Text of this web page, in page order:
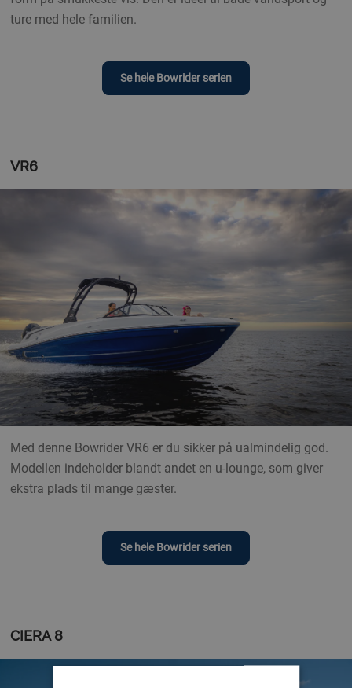
ture med hele familien.
Se hele Bowrider serien
VR6
Med denne Bowrider VR6 er du sikker på ualmindelig god.
Modellen indeholder blandt andet en u-lounge, som giver
ekstra plads til mange gæster.
Se hele Bowrider serien
CIERA 8